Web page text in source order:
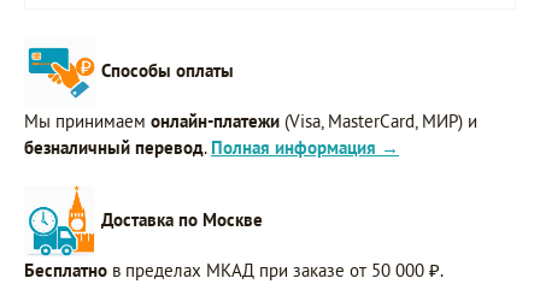
Способы оплаты
Мы принимаем онлайн-платежи (Visa, MasterCard, МИР) и
безналичный перевод. Полная информация →
Доставка по Москве
Бесплатно в пределах МКАД при заказе от 50 000 ₽.